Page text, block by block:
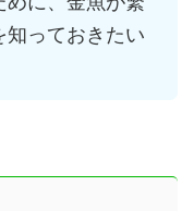
知っておきたい